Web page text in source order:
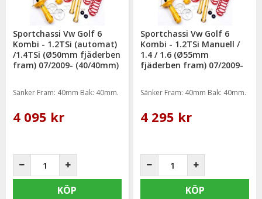
Sportchassi Vw Golf 6
Kombi - 1.2TSi (automat)
/1.4TSi (Ø50mm fjäderben
fram) 07/2009- (40/40mm)
Sänker Fram: 40mm Bak: 40mm.
4 095 kr
KÖP
Sportchassi Vw Golf 6
Kombi - 1.2TSi Manuell /
1.4 / 1.6 (Ø55mm
fjäderben fram) 07/2009-
Sänker Fram: 40mm Bak: 40mm.
4 295 kr
KÖP